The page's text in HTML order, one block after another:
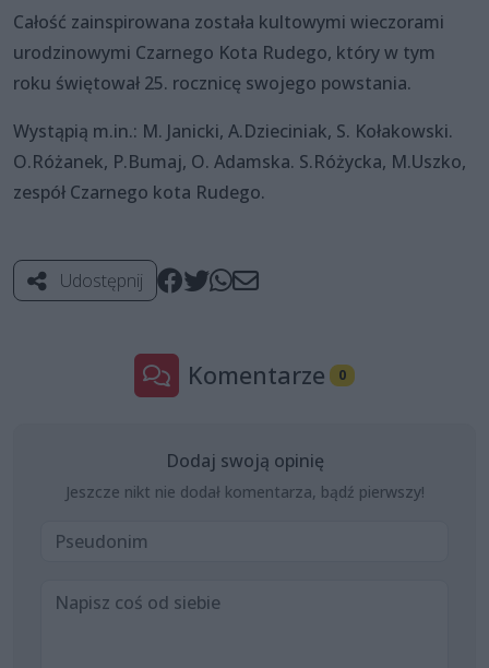
Całość zainspirowana została kultowymi wieczorami
urodzinowymi Czarnego Kota Rudego, który w tym
roku świętował 25. rocznicę swojego powstania.
Wystąpią m.in.: M. Janicki, A.Dzieciniak, S. Kołakowski.
O.Różanek, P.Bumaj, O. Adamska. S.Różycka, M.Uszko,
zespół Czarnego kota Rudego.
Udostępnij
Komentarze 0
Dodaj swoją opinię
Jeszcze nikt nie dodał komentarza, bądź pierwszy!